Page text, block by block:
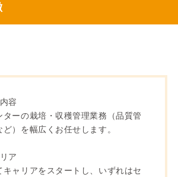
容
ターの栽培・収穫管理業務（品質管
）を幅広くお任せします。
ア
キャリアをスタートし、いずれはセ